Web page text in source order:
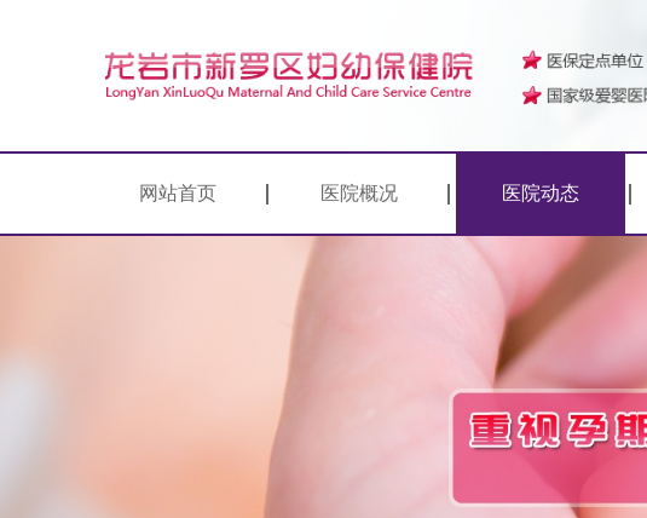
网站首页 医院概况 医院动态